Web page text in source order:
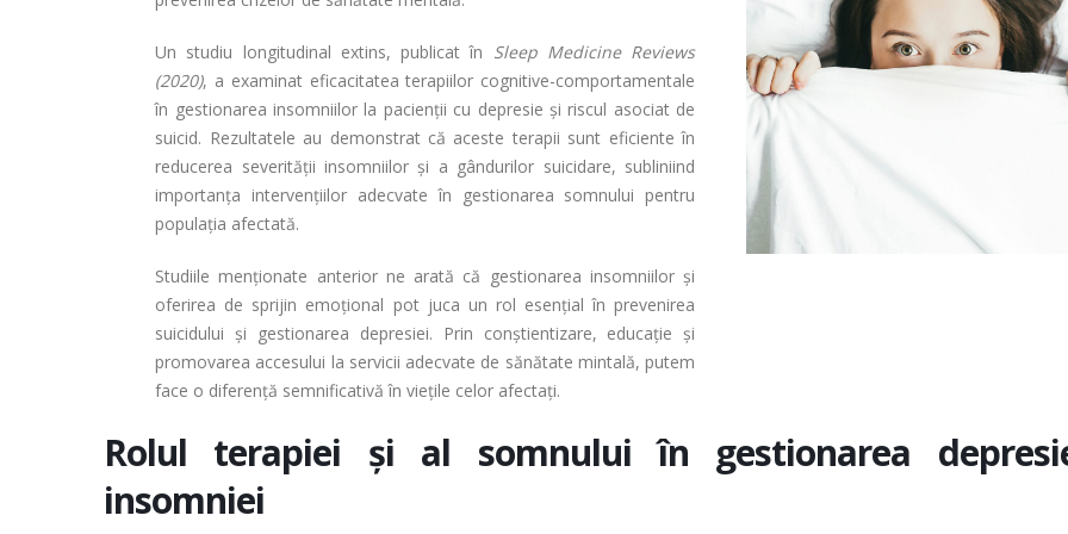
Un studiu longitudinal extins, publicat în Sleep Medicine Reviews
(2020), a examinat eficacitatea terapiilor cognitive-comportamentale
în gestionarea insomniilor la pacienții cu depresie și riscul asociat de
suicid. Rezultatele au demonstrat că aceste terapii sunt eficiente în
reducerea severității insomniilor și a gândurilor suicidare, subliniind
importanța intervențiilor adecvate în gestionarea somnului pentru
populația afectată.
Studiile menționate anterior ne arată că gestionarea insomniilor și
oferirea de sprijin emoțional pot juca un rol esențial în prevenirea
suicidului și gestionarea depresiei. Prin conștientizare, educație și
promovarea accesului la servicii adecvate de sănătate mintală, putem
face o diferență semnificativă în viețile celor afectați.
Rolul terapiei și al somnului în gestionarea
insomniei